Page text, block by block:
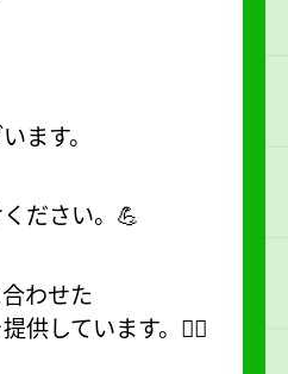
ます。
ださい。💪
わせた
供しています。🙆‍♀️